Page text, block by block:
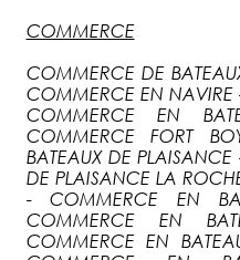
COMMERCE
COMMERCE DE
COMMERCE EN
COMMERCE EN
COMMERCE FORT
BATEAUX DE
DE PLAISANCE LA
- COMMERCE EN
COMMERCE EN
COMMERCE EN